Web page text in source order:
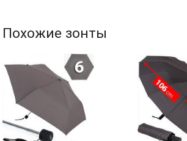
Похожие зонты